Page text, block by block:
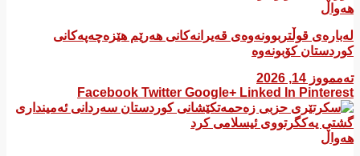
هەواڵ
لەبارەی قوڵتربوونەوەی قەیرانەكانی هەرێم هێزەچەپەكانی
كوردستان كۆبونەوە
تەممووز 14, 2026
Facebook Twitter Google+ Linked In Pinterest
هەواڵ